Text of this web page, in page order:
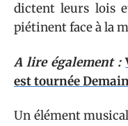
dictent leurs lois
piétinent face à la
A lire également :
est tournée
Un élément